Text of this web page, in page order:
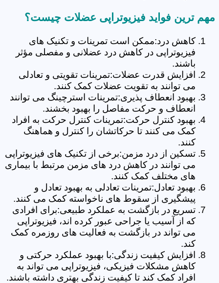
مهم ترین فواید فیزیوتراپی عضلات چیست؟
کاهش درد:ممکن است تمرینات و تکنیک های
فیزیوتراپی در کاهش درد عضلانی و مفصلی مؤثر
باشند.
افزایش قدرت عضلات:تمرینات تقویتی و تعادلی
می توانند به تقویت عضلات کمک کنند.
بهبود انعطاف پذیری:تمرینات استرچینگ می توانند
انعطاف و حرکت مفاصل را بهبود بخشند.
بهبود کنترل حرکت:تمرینات کنترل حرکت به افراد
کمک می کنند تا حرکاتشان را کنترل و هماهنگ
کنند.
تسکین از درد مزمن:برخی از تکنیک های فیزیوتراپی
می توانند در کاهش درد های مزمن مرتبط با بیماری
های مختلف کمک کنند.
بهبود تعادل:تمرینات تعادلی به بهبود تعادل و
پیشگیری از سقوط های ناخواسته کمک می کنند.
تسریع در بازگشت به عملکرد طبیعی:برای افرادی
که از آسیب یا جراحی عبور کرده اند، فیزیوتراپی
می تواند در بازگشت به فعالیت های روزمره کمک
کند.
افزایش کیفیت زندگی:با بهبود عملکرد حرکتی و
کاهش مشکلات فیزیکی، فیزیوتراپی می تواند به
افراد کمک کند تا کیفیت زندگی بهتری داشته باشند.